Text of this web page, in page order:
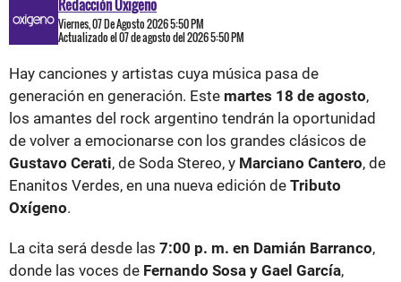
Redacción Oxigeno
Viernes, 07 De Agosto 2026 5:50 PM
Actualizado el 07 de agosto del 2026 5:50 PM
Hay canciones y artistas cuya música pasa de
generación en generación. Este martes 18 de agosto,
los amantes del rock argentino tendrán la oportunidad
de volver a emocionarse con los grandes clásicos de
Gustavo Cerati, de Soda Stereo, y Marciano Cantero, de
Enanitos Verdes, en una nueva edición de Tributo
Oxígeno.
La cita será desde las 7:00 p. m. en Damián Barranco,
donde las voces de Fernando Sosa y Gael García,